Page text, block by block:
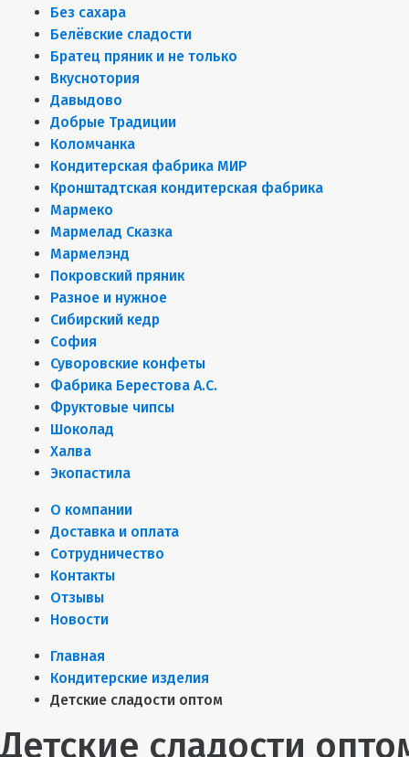
Без сахара
Белёвские сладости
Братец пряник и не только
Вкуснотория
Давыдово
Добрые Традиции
Коломчанка
Кондитерская фабрика МИР
Кронштадтская кондитерская фабрика
Мармеко
Мармелад Сказка
Мармелэнд
Покровский пряник
Разное и нужное
Сибирский кедр
София
Суворовские конфеты
Фабрика Берестова А.С.
Фруктовые чипсы
Шоколад
Халва
Экопастила
О компании
Доставка и оплата
Сотрудничество
Контакты
Отзывы
Новости
Главная
Кондитерские изделия
Детские сладости оптом
Детские сладости